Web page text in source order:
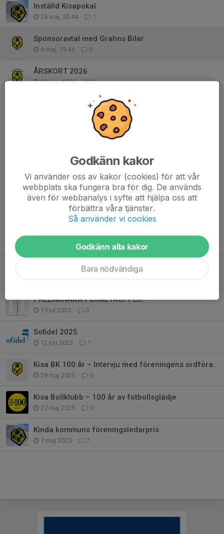
Inställd Kisapokal
25 maj, 20:44 1
Sponsoravtal med Grahns Bilar
4 maj, 19:44 0
ÅRSKORT 2026
15 apr, 17:25 0
KBK en del av Fritidskortet
0
Viktig information!
23 okt 2025 0
Kisa BK 100 år
28 sep 2025 0
Clubdagar på Intersport
22 sep 2025 0
Välkomna pojkar födda 2018
PRELIMINÄRA POKALTRUPPER!
19 jul 2025 0
Sofidel 2025
12 jun 2025 1
Kisa BK 100 år – Intervju med föreningens ordförande Markus Ineståhl
29 maj 2025 0
Kisa Bollklubb – 100 år av fotbollsglädje
27 maj 2025 0
Kinda kommuns föreningsledarpris
7 maj 2025 7
Godkänn kakor
Vi använder oss av kakor (cookies) för att vår
webbplats ska fungera bra för dig. De används
även för webbanalys i syfte att hjälpa oss att
förbättra våra tjänster.
Så använder vi cookies
Godkänn alla kakor
Bara nödvändiga